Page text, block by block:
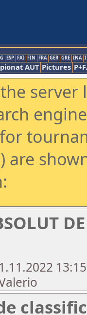
ESP FAI FIN FRA GER GRE INA
AUT Pictures
are